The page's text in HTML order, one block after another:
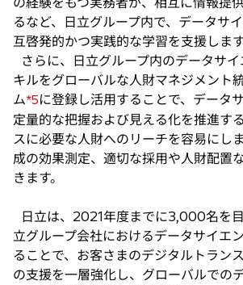
るなど、日立グループ内で、データサ
互啓発的かつ実践的な学習を支援します
さらに、日立グループ内のデータサ
キルをグローバルな人財マネジメント
ム*5に登録し活用することで、データ
定量的な把握および見える化を推進す
スに必要な人財へのリーチを容易にし
成の効果測定、適切な採用や人財配置
きます。
日立は、2021年度までに3,000名を
立グループ会社におけるデータサイエ
ることで、お客さまのデジタルトラン
の支援を一層強化し、グローバルでの